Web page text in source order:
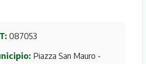
087053
Piazza San Mauro -